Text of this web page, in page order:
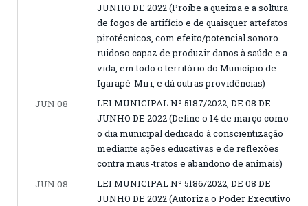
JUNHO DE 2022 (Proíbe a queima e a soltura
de fogos de artifício e de quaisquer artefatos
pirotécnicos, com efeito/potencial sonoro
ruidoso capaz de produzir danos à saúde e a
vida, em todo o território do Município de
Igarapé-Miri, e dá outras providências)
JUN 08
LEI MUNICIPAL Nº 5187/2022, DE 08 DE
JUNHO DE 2022 (Define o 14 de março como
o dia municipal dedicado à conscientização
mediante ações educativas e de reflexões
contra maus-tratos e abandono de animais)
JUN 08
LEI MUNICIPAL Nº 5186/2022, DE 08 DE
JUNHO DE 2022 (Autoriza o Poder Executivo